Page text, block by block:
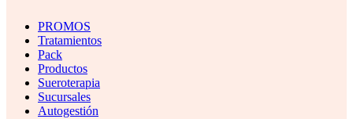
PROMOS
Tratamientos
Pack
Productos
Sueroterapia
Sucursales
Autogestión